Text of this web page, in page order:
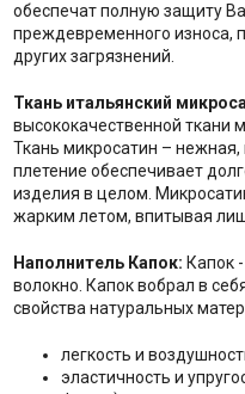
обеспечат полную защиту
преждевременного износа,
других загрязнений.
Ткань итальянский
высококачественной ткани
Ткань микросатин –
плетение обеспечивает
изделия в целом.
жарким летом, впитывая
Наполнитель Капок: Капок
волокно. Капок вобрал в
свойства натуральных
легкость и
эластичность и